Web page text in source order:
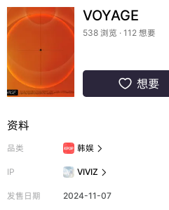
VOYAGE
538 浏览 · 112 想要
 想要
资料
品类 韩娱 
IP VIVIZ 
发售日期 2024-11-07